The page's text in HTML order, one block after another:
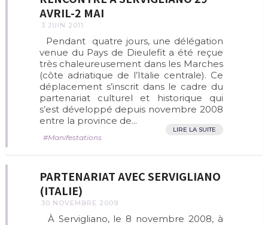
AVRIL-2 MAI
3 JUIN 2011
Pendant quatre jours, une délégation
venue du Pays de Dieulefit a été reçue
très chaleureusement dans les Marches
(côte adriatique de l’Italie centrale). Ce
déplacement s’inscrit dans le cadre du
partenariat culturel et historique qui
s’est développé depuis novembre 2008
entre la province de...
LIRE LA SUITE
Manifestations
PARTENARIAT AVEC SERVIGLIANO
(ITALIE)
30 NOVEMBRE 2009
À Servigliano, le 8 novembre 2008, à